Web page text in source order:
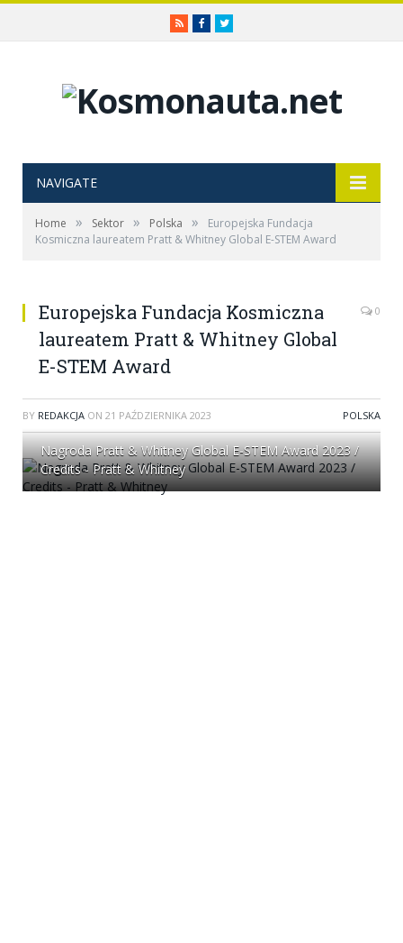
RSSFacebookTwitter
NAVIGATE
Home » Sektor » Polska »
Europejska Fundacja
Kosmiczna laureatem Pratt & Whitney Global E-STEM Award
Europejska Fundacja Kosmiczna
laureatem Pratt & Whitney Global
E-STEM Award
0
BY REDAKCJA ON 21 PAŹDZIERNIKA 2023 POLSKA
Nagroda Pratt & Whitney Global E-STEM Award 2023 /
Credits - Pratt & Whitney